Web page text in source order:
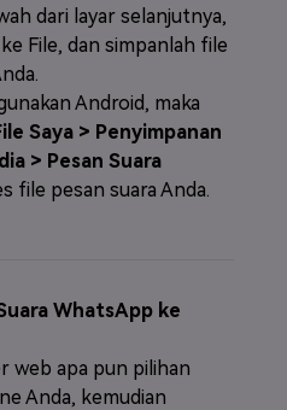
dari layar selanjutnya,
File, dan simpanlah file
Android, maka
Saya > Penyimpanan
> Pesan Suara
file pesan suara Anda.
WhatsApp ke
web apa pun pilihan
Anda, kemudian